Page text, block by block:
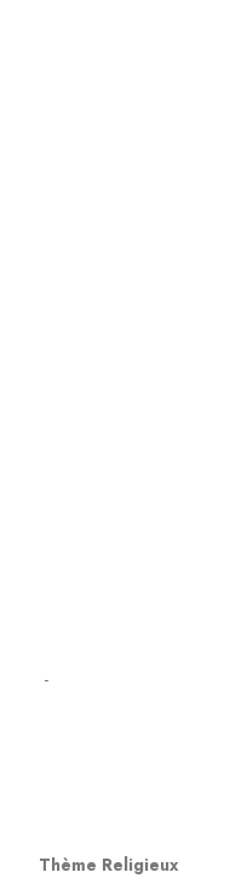
-
Thème Religieux